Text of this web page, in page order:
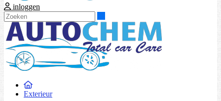
inloggen
Exterieur